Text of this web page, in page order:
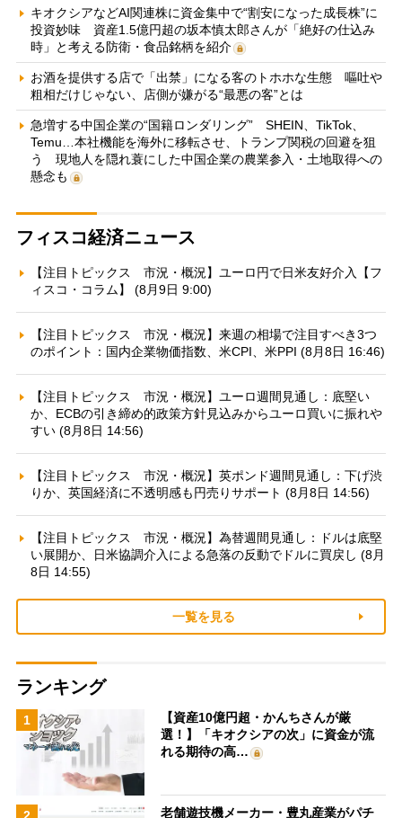
キオクシアなどAI関連株に資金集中で“割安になった成長株”に
投資妙味 資産1.5億円超の坂本慎太郎さんが「絶好の仕込み
時」と考える防衛・食品銘柄を紹介
お酒を提供する店で「出禁」になる客のトホホな生態 嘔吐や
粗相だけじゃない、店側が嫌がる“最悪の客”とは
急増する中国企業の“国籍ロンダリング” SHEIN、TikTok、
Temu…本社機能を海外に移転させ、トランプ関税の回避を狙
う 現地人を隠れ蓑にした中国企業の農業参入・土地取得への
懸念も
フィスコ経済ニュース
【注目トピックス 市況・概況】ユーロ円で日米友好介入【フ
ィスコ・コラム】 (8月9日 9:00)
【注目トピックス 市況・概況】来週の相場で注目すべき3つ
のポイント：国内企業物価指数、米CPI、米PPI (8月8日 16:46)
【注目トピックス 市況・概況】ユーロ週間見通し：底堅い
か、ECBの引き締め的政策方針見込みからユーロ買いに振れや
すい (8月8日 14:56)
【注目トピックス 市況・概況】英ポンド週間見通し：下げ渋
りか、英国経済に不透明感も円売りサポート (8月8日 14:56)
【注目トピックス 市況・概況】為替週間見通し：ドルは底堅
い展開か、日米協調介入による急落の反動でドルに買戻し (8月
8日 14:55)
一覧を見る
ランキング
1
【資産10億円超・かんちさんが厳
選！】「キオクシアの次」に資金が流
れる期待の高…
老舗遊技機メーカー・豊丸産業がパチ